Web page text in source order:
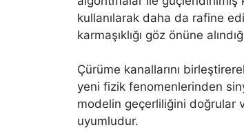
kullanılarak daha da rafine
karmaşıklığı göz önüne
Çürüme kanallarını
yeni fizik fenomenlerinden
modelin geçerliliğini doğrular
uyumludur.